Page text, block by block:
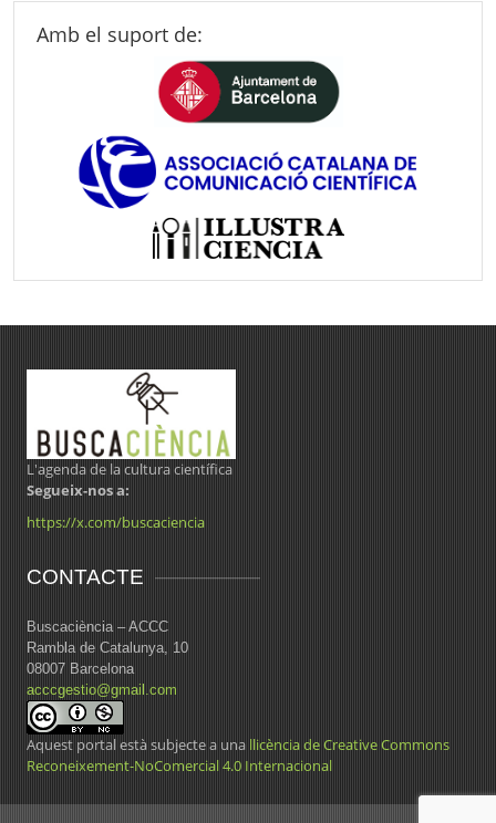
Amb el suport de:
L'agenda de la cultura científica
Segueix-nos a:
https://x.com/buscaciencia
CONTACTE
Buscaciència – ACCC
Rambla de Catalunya, 10
08007 Barcelona
acccgestio@gmail.com
Aquest portal està subjecte a una llicència de Creative Commons
Reconeixement-NoComercial 4.0 Internacional